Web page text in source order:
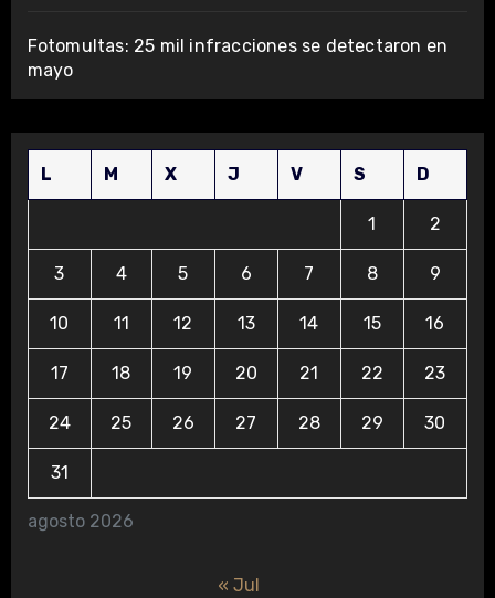
Fotomultas: 25 mil infracciones se detectaron en
mayo
agosto 2026
L M X J V S D
1 2
3 4 5 6 7 8 9
10 11 12 13 14 15 16
17 18 19 20 21 22 23
24 25 26 27 28 29 30
31
« Jul